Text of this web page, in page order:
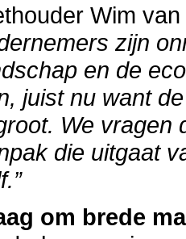
Wim van
zijn
en de
juist nu want
We vragen
die uitgaat
om brede